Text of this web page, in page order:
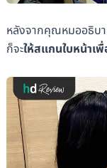
หลังจากคุณหมออธิบ
ก็จะให้สแกนใบหน้าเ